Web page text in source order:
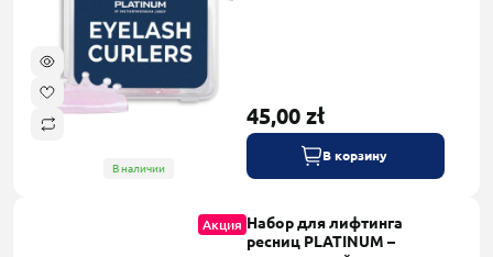
В наличии
45,00 zł
В корзину
Акция Набор для лифтинга
ресниц PLATINUM –